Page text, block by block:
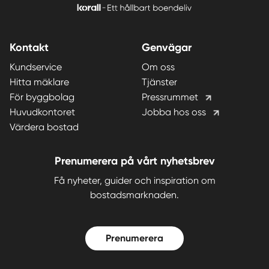
Kontakt
Kundservice
Hitta mäklare
För byggbolag
Huvudkontoret
Värdera bostad
Genvägar
Om oss
Tjänster
Pressrummet
Jobba hos oss
Prenumerera på vårt nyhetsbrev
Få nyheter, guider och inspiration om
bostadsmarknaden.
Prenumerera